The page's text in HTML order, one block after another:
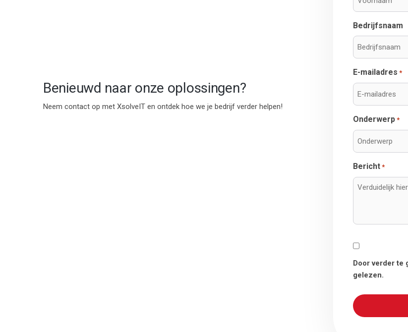
Benieuwd naar onze oplossingen?
Neem contact op met XsolveIT en ontdek hoe we je bedrijf verder helpen!
Bedrijfsnaam
E-mailadres *
Onderwerp *
Bericht *
Door verder te
gelezen.